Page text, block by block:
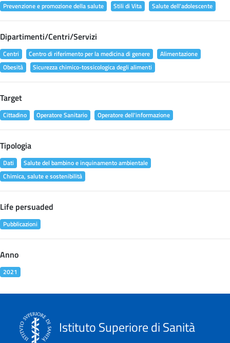
Prevenzione e promozione della salute
Stili di Vita Salute dell'adolescente
Dipartimenti/Centri/Servizi
Centri Centro di riferimento per la medicina di genere
Alimentazione
Obesità
Sicurezza chimico-tossicologica degli alimenti
Target
Cittadino Operatore Sanitario Operatore dell'informazione
Tipologia
Dati
Salute del bambino e inquinamento ambientale
Chimica, salute e sostenibilità
Life persuaded
Pubblicazioni
Anno
2021
Istituto Superiore di Sanità